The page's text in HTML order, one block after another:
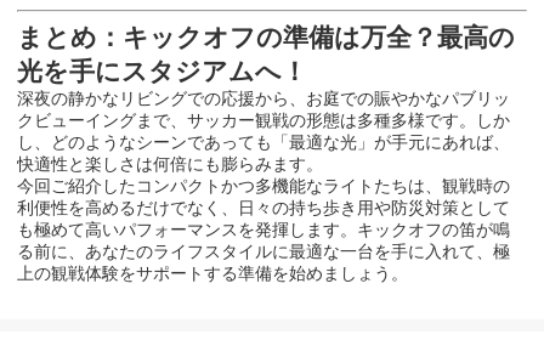
まとめ：キックオフの準備は万全？最高の
光を手にスタジアムへ！
深夜の静かなリビングでの応援から、お庭での賑やかなパブリッ
クビューイングまで、サッカー観戦の形態は多種多様です。しか
し、どのようなシーンであっても「最適な光」が手元にあれば、
快適性と楽しさは何倍にも膨らみます。
今回ご紹介したコンパクトかつ多機能なライトたちは、観戦時の
利便性を高めるだけでなく、日々の持ち歩き用や防災対策として
も極めて高いパフォーマンスを発揮します。キックオフの笛が鳴
る前に、あなたのライフスタイルに最適な一台を手に入れて、極
上の観戦体験をサポートする準備を始めましょう。